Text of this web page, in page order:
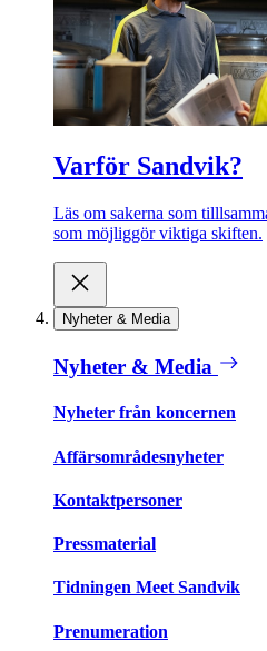
Varför Sandvik?
Läs om sakerna som
som möjliggör viktiga skiften.
Nyheter & Media
Nyheter & Media
Nyheter från koncernen
Affärsområdesnyheter
Kontaktpersoner
Pressmaterial
Tidningen Meet Sandvik
Prenumeration